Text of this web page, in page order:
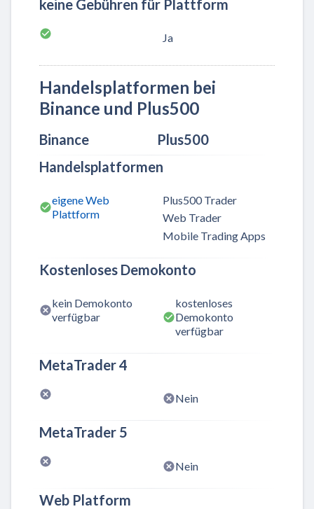
keine Gebühren für Plattform
Ja
Handelsplatformen bei
Binance und Plus500
Binance
Plus500
Handelsplatformen
eigene Web
Plattform
Plus500 Trader
Web Trader
Mobile Trading Apps
Kostenloses Demokonto
kein Demokonto
verfügbar
kostenloses
Demokonto
verfügbar
MetaTrader 4
Nein
MetaTrader 5
Nein
Web Platform